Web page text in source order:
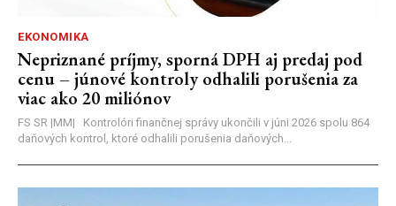
EKONOMIKA
Nepriznané príjmy, sporná DPH aj predaj pod
cenu – júnové kontroly odhalili porušenia za
viac ako 20 miliónov
FS SR |MM| Kontrolóri finančnej správy ukončili v júni 2026 spolu 864
daňových kontrol, ktoré odhalili porušenia daňových...